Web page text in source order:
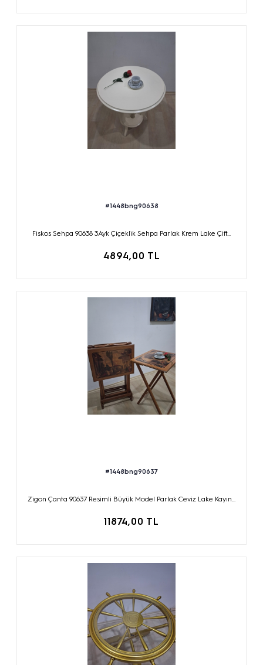
#1448bng90638
Fiskos Sehpa 90638 3Ayk Çiçeklik Sehpa Parlak Krem Lake Çift...
4894,00 TL
#1448bng90637
Zigon Çanta 90637 Resimli Büyük Model Parlak Ceviz Lake Kayın...
11874,00 TL